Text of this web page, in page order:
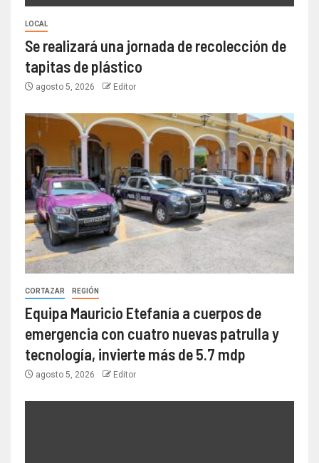
LOCAL
Se realizará una jornada de recolección de
tapitas de plástico
agosto 5, 2026 Editor
CORTAZAR REGIÓN
Equipa Mauricio Etefanía a cuerpos de
emergencia con cuatro nuevas patrulla y
tecnología, invierte más de 5.7 mdp
agosto 5, 2026 Editor